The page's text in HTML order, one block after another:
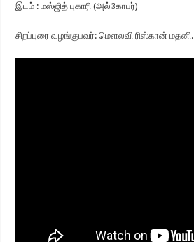
இடம் : மஸ்ஜித் புகாரி (அல்கோபர்)
சிறப்புரை வழங்குபவர்: மௌலவி ரிஸ்கான் மதனி.